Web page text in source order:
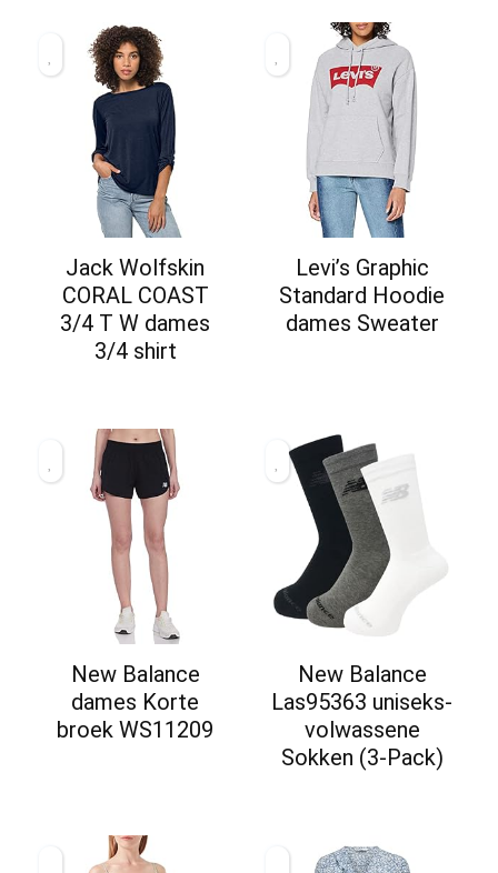
Jack Wolfskin
CORAL COAST
3/4 T W dames
3/4 shirt
Levi’s Graphic
Standard Hoodie
dames Sweater
New Balance
dames Korte
broek WS11209
New Balance
Las95363 uniseks-
volwassene
Sokken (3-Pack)